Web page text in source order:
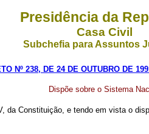
Presidência da
Casa Civil
Subchefia para Assuntos
Nº 238, DE 24 DE OUTUBRO DE
Dispõe sobre o Sistema
Constituição, e tendo em vista o